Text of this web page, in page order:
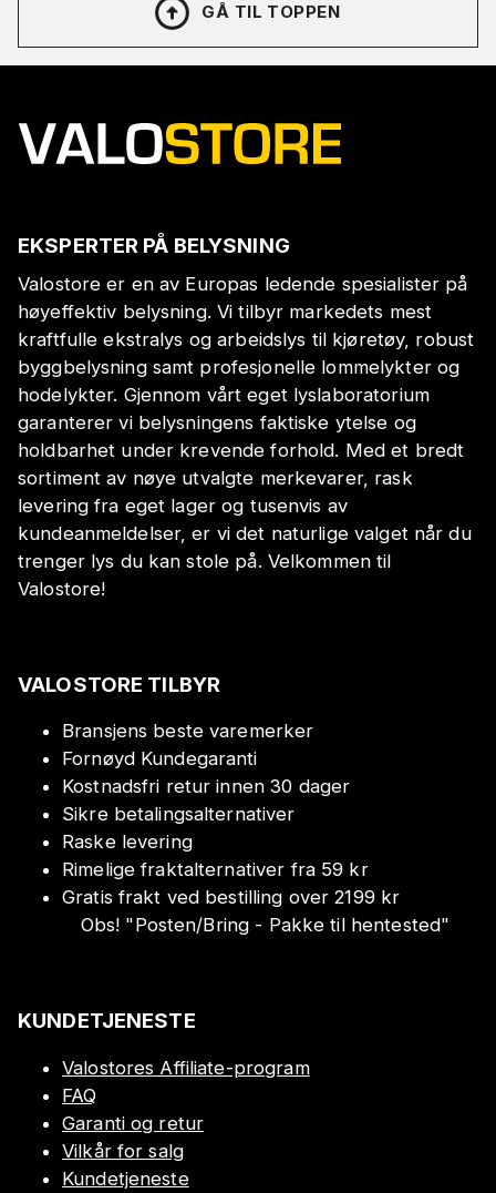
GÅ TIL TOPPEN
EKSPERTER PÅ BELYSNING
Valostore er en av Europas ledende spesialister på
høyeffektiv belysning. Vi tilbyr markedets mest
kraftfulle ekstralys og arbeidslys til kjøretøy, robust
byggbelysning samt profesjonelle lommelykter og
hodelykter. Gjennom vårt eget lyslaboratorium
garanterer vi belysningens faktiske ytelse og
holdbarhet under krevende forhold. Med et bredt
sortiment av nøye utvalgte merkevarer, rask
levering fra eget lager og tusenvis av
kundeanmeldelser, er vi det naturlige valget når du
trenger lys du kan stole på. Velkommen til
Valostore!
VALOSTORE TILBYR
Bransjens beste varemerker
Fornøyd Kundegaranti
Kostnadsfri retur innen 30 dager
Sikre betalingsalternativer
Raske levering
Rimelige fraktalternativer fra 59 kr
Gratis frakt ved bestilling over 2199 kr
Obs! "Posten/Bring - Pakke til hentested"
KUNDETJENESTE
Valostores Affiliate-program
FAQ
Garanti og retur
Vilkår for salg
Kundetjeneste